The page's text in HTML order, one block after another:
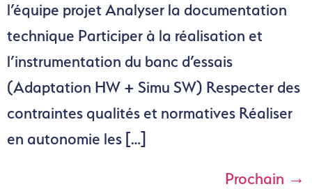
l’équipe projet Analyser la documentation
technique Participer à la réalisation et
l’instrumentation du banc d’essais
(Adaptation HW + Simu SW) Respecter des
contraintes qualités et normatives Réaliser
en autonomie les […]
Prochain →